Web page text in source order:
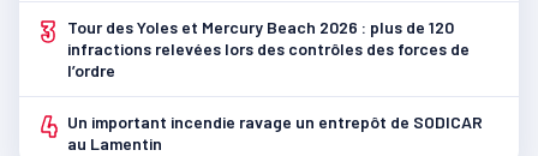
3
Tour des Yoles et Mercury Beach 2026 : plus de 120
infractions relevées lors des contrôles des forces de
l’ordre
4 Un important incendie ravage un entrepôt de SODICAR
au Lamentin